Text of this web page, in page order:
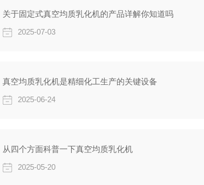
关于固定式真空均质乳化机的产品详解你知道吗
2025-07-03
真空均质乳化机是精细化工生产的关键设备
2025-06-24
从四个方面科普一下真空均质乳化机
2025-05-20